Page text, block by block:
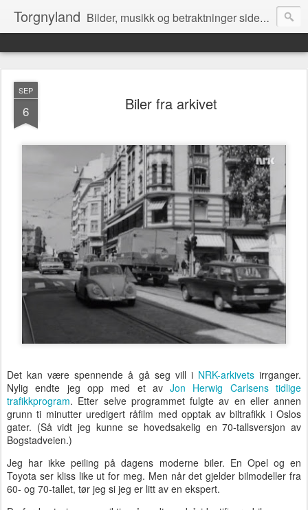
Torgnyland Bilder, musikk og betraktninger siden 2008
SEP
6 Biler fra arkivet
Det kan være spennende å gå seg vill i NRK-arkivetsirrganger.
Nylig endte jeg opp med et avJon Herwig Carlsens tidlige
trafikkprogram. Etter selve programmet fulgte av en eller annen
grunn ti minutter uredigert råfilm med opptak av biltrafikk i Oslos
gater. (Så vidt jeg kunne se hovedsakelig en 70-tallsversjon av
Bogstadveien.)
Jeg har ikke peiling på dagens moderne biler. En Opel og en
Toyota ser kliss like ut for meg. Men når det gjelder bilmodeller fra
60- og 70-tallet, tør jeg si jeg er litt av en ekspert.